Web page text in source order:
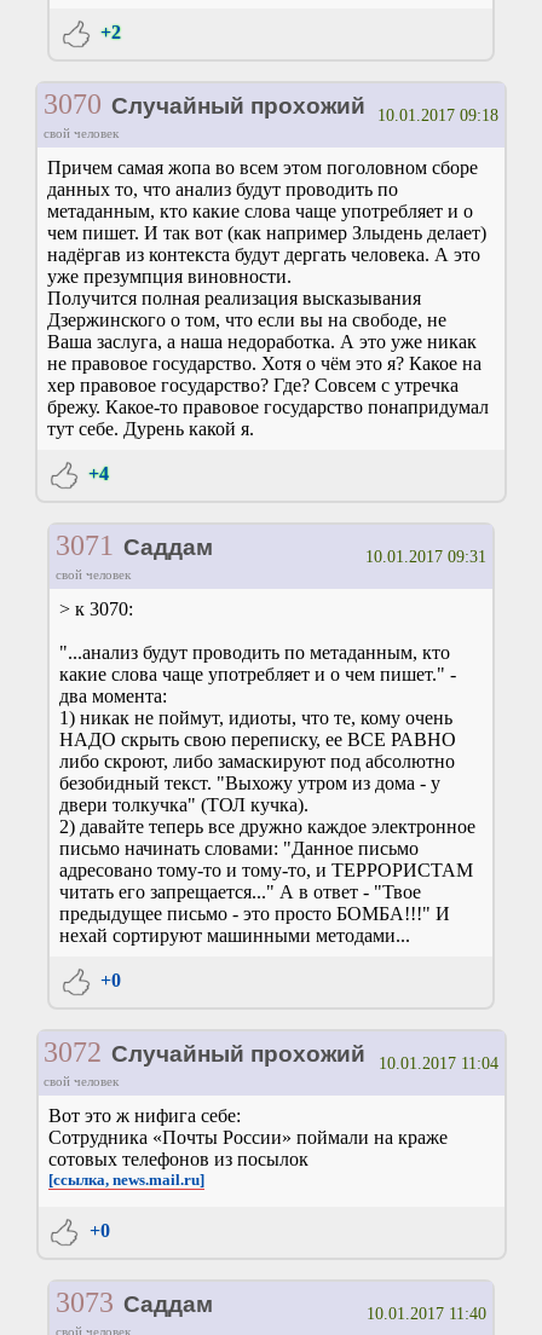
+2
3070 Случайный прохожий
свой человек
10.01.2017 09:18
Причем самая жопа во всем этом поголовном сборе
данных то, что анализ будут проводить по
метаданным, кто какие слова чаще употребляет и о
чем пишет. И так вот (как например Злыдень делает)
надёргав из контекста будут дергать человека. А это
уже презумпция виновности.
Получится полная реализация высказывания
Дзержинского о том, что если вы на свободе, не
Ваша заслуга, а наша недоработка. А это уже никак
не правовое государство. Хотя о чём это я? Какое на
хер правовое государство? Где? Совсем с утречка
брежу. Какое-то правовое государство понапридумал
тут себе. Дурень какой я.
+4
3071 Саддам
свой человек
10.01.2017 09:31
> к 3070:
"...анализ будут проводить по метаданным, кто
какие слова чаще употребляет и о чем пишет." -
два момента:
1) никак не поймут, идиоты, что те, кому очень
НАДО скрыть свою переписку, ее ВСЕ РАВНО
либо скроют, либо замаскируют под абсолютно
безобидный текст. "Выхожу утром из дома - у
двери толкучка" (ТОЛ кучка).
2) давайте теперь все дружно каждое электронное
письмо начинать словами: "Данное письмо
адресовано тому-то и тому-то, и ТЕРРОРИСТАМ
читать его запрещается..." А в ответ - "Твое
предыдущее письмо - это просто БОМБА!!!" И
нехай сортируют машинными методами...
+0
3072 Случайный прохожий
свой человек
10.01.2017 11:04
Вот это ж нифига себе:
Сотрудника «Почты России» поймали на краже
сотовых телефонов из посылок
[ссылка, news.mail.ru]
+0
3073 Саддам
свой человек
10.01.2017 11:40